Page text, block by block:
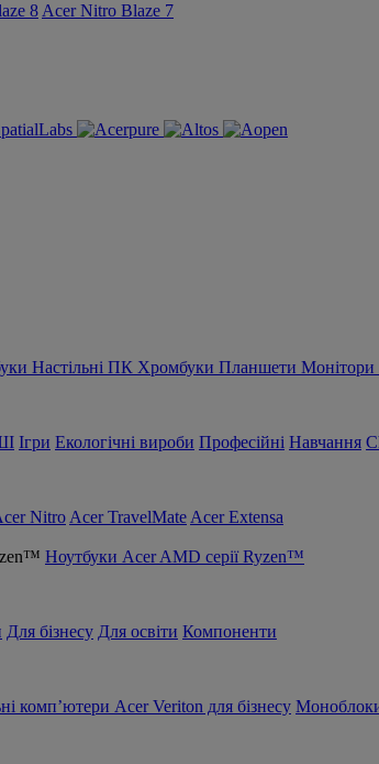
8 Acer Nitro Blaze 7
Настільні ПК Хромбуки Планшети Монітори
Ігри Екологічні вироби Професійні Навчання
Nitro Acer TravelMate Acer Extensa
Ноутбуки Acer AMD серії Ryzen™
Для бізнесу Для освіти Компоненти
комп’ютери Acer Veriton для бізнесу